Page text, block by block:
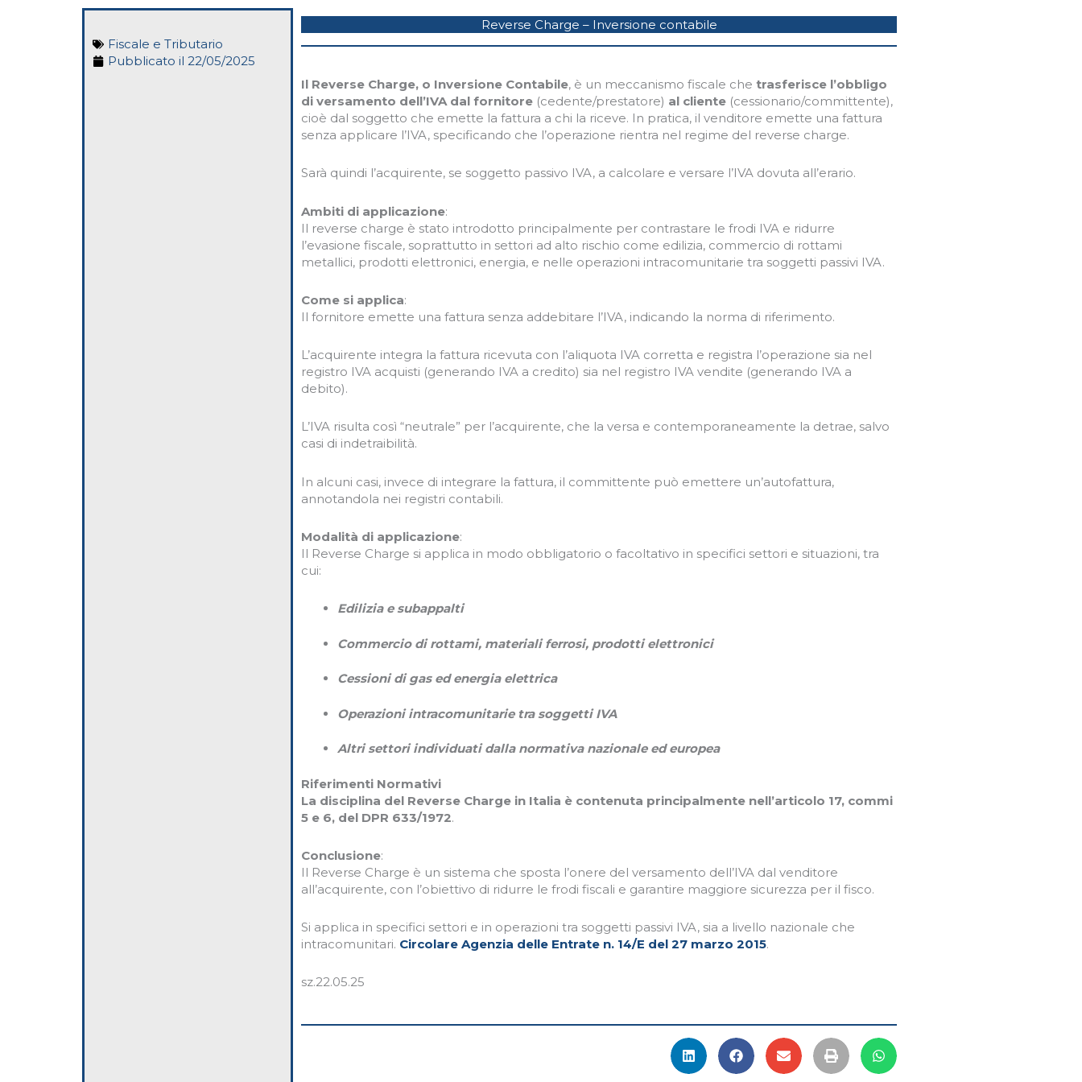
Fiscale e Tributario
Pubblicato il 22/05/2025
Reverse Charge – Inversione contabile
Il Reverse Charge, o Inversione Contabile, è un meccanismo fiscale chetrasferisce l’obbligo
di versamento dell’IVA dal fornitore (cedente/prestatore) al cliente (cessionario/committente),
cioè dal soggetto che emette la fattura a chi la riceve. In pratica, il venditore emette una fattura
senza applicare l’IVA, specificando che l’operazione rientra nel regime del reverse charge.
Sarà quindi l’acquirente, se soggetto passivo IVA, a calcolare e versare l’IVA dovuta all’erario.
Ambiti di applicazione:
Il reverse charge è stato introdotto principalmente per contrastare le frodi IVA e ridurre
l’evasione fiscale, soprattutto in settori ad alto rischio come edilizia, commercio di rottami
metallici, prodotti elettronici, energia, e nelle operazioni intracomunitarie tra soggetti passivi IVA.
Come si applica:
Il fornitore emette una fattura senza addebitare l’IVA, indicando la norma di riferimento.
L’acquirente integra la fattura ricevuta con l’aliquota IVA corretta e registra l’operazione sia nel
registro IVA acquisti (generando IVA a credito) sia nel registro IVA vendite (generando IVA a
debito).
L’IVA risulta così “neutrale” per l’acquirente, che la versa e contemporaneamente la detrae, salvo
casi di indetraibilità.
In alcuni casi, invece di integrare la fattura, il committente può emettere un’autofattura,
annotandola nei registri contabili.
Modalità di applicazione:
Il Reverse Charge si applica in modo obbligatorio o facoltativo in specifici settori e situazioni, tra
cui:
Edilizia e subappalti
Commercio di rottami, materiali ferrosi, prodotti elettronici
Cessioni di gas ed energia elettrica
Operazioni intracomunitarie tra soggetti IVA
Altri settori individuati dalla normativa nazionale ed europea
Riferimenti Normativi
La disciplina del Reverse Charge in Italia è contenuta principalmente nell’articolo 17, commi
5 e 6, del DPR 633/1972.
Conclusione:
Il Reverse Charge è un sistema che sposta l’onere del versamento dell’IVA dal venditore
all’acquirente, con l’obiettivo di ridurre le frodi fiscali e garantire maggiore sicurezza per il fisco.
Si applica in specifici settori e in operazioni tra soggetti passivi IVA, sia a livello nazionale che
intracomunitari. Circolare Agenzia delle Entrate n. 14/E del 27 marzo 2015.
sz.22.05.25